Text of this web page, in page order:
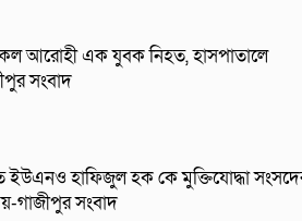
আরোহী এক যুবক নিহত, হাসপাতালে
সংবাদ
ইউএনও হাফিজুল হক কে মুক্তিযোদ্ধা
গাজীপুর সংবাদ